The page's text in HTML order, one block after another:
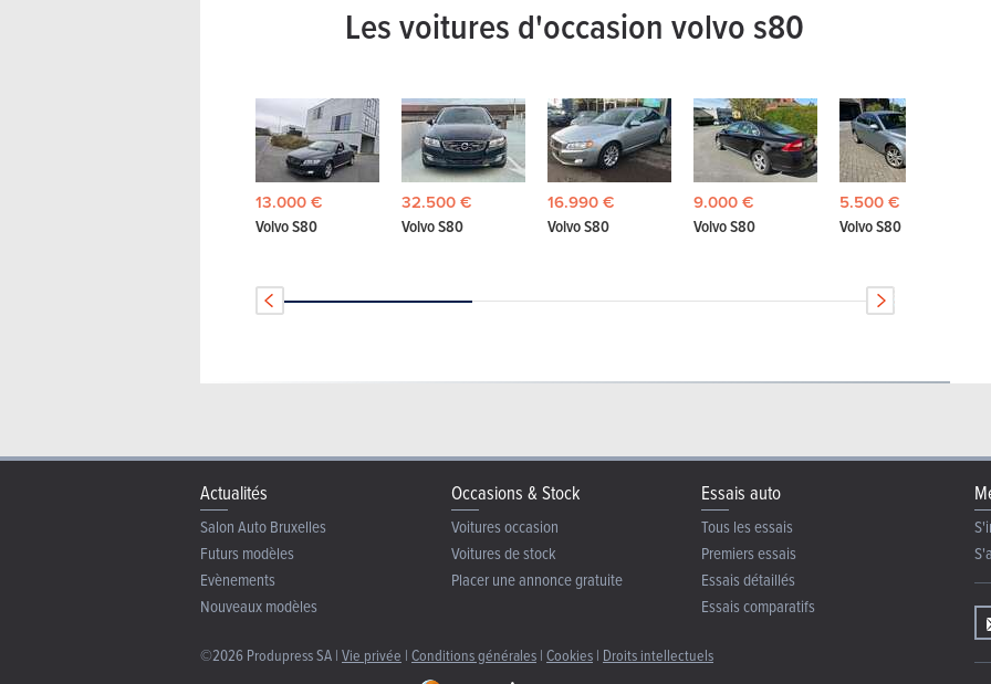
Les voitures d'occasion volvo s80
13.000 €
Volvo S80
32.500 €
Volvo S80
16.990 €
Volvo S80
9.000 €
Volvo S80
5.500 €
Volvo S80
Actualités
Salon Auto Bruxelles
Futurs modèles
Evènements
Nouveaux modèles
Occasions & Stock
Voitures occasion
Voitures de stock
Placer une annonce gratuite
Essais auto
Tous les essais
Premiers essais
Essais détaillés
Essais comparatifs
©2026 Produpress SA | Vie privée | Conditions générales | Cookies | Droits intellectuels